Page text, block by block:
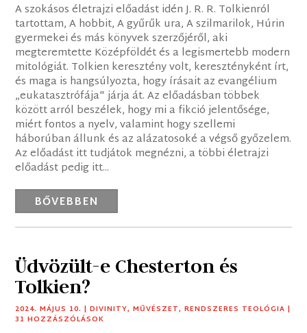
A szokásos életrajzi előadást idén J. R. R. Tolkienról
tartottam, A hobbit, A gyűrűk ura, A szilmarilok, Húrin
gyermekei és más könyvek szerzőjéről, aki
megteremtette Középföldét és a legismertebb modern
mitológiát. Tolkien keresztény volt, keresztényként írt,
és maga is hangsúlyozta, hogy írásait az evangélium
„eukatasztrófája" járja át. Az előadásban többek
között arról beszélek, hogy mi a fikció jelentősége,
miért fontos a nyelv, valamint hogy szellemi
háborúban állunk és az alázatosoké a végső győzelem.
Az előadást itt tudjátok megnézni, a többi életrajzi
előadást pedig itt...
BŐVEBBEN
Üdvözült-e Chesterton és
Tolkien?
2024. MÁJUS 10. |DIVINITY,MŰVÉSZET,RENDSZERES TEOLÓGIA |
31 HOZZÁSZÓLÁSOK